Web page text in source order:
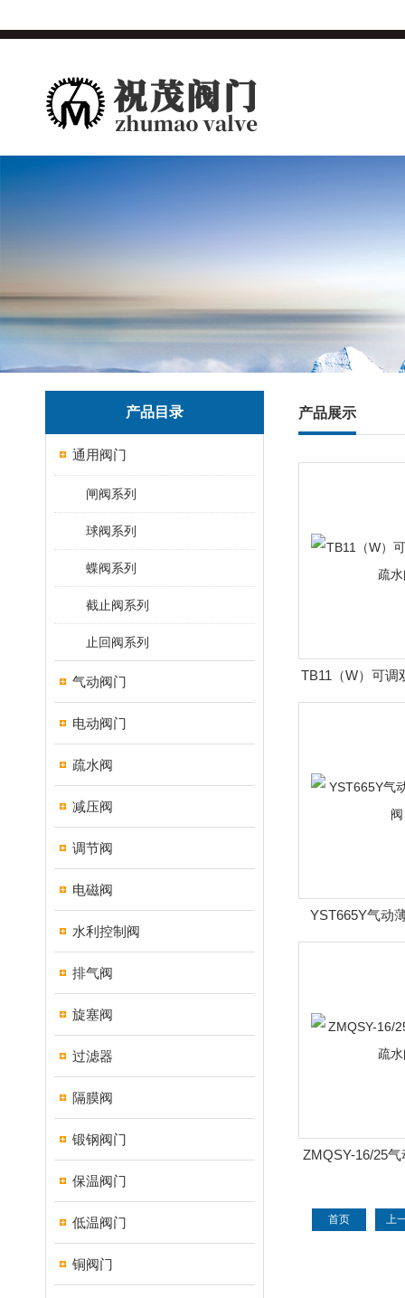
产品目录
通用阀门
闸阀系列
球阀系列
蝶阀系列
截止阀系列
止回阀系列
气动阀门
电动阀门
疏水阀
减压阀
调节阀
电磁阀
水利控制阀
排气阀
旋塞阀
过滤器
隔膜阀
锻钢阀门
保温阀门
低温阀门
铜阀门
产品展示
TB11（W）可调
阀
YST665Y气动
ZMQSY-16/25
首页 上